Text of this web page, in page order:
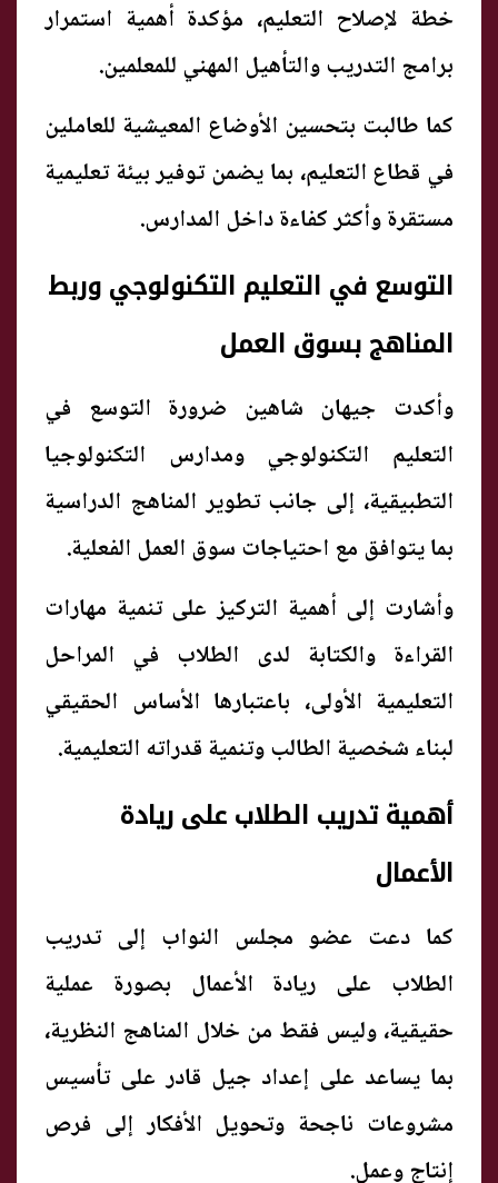
خطة لإصلاح التعليم، مؤكدة أهمية استمرار
برامج التدريب والتأهيل المهني للمعلمين.
كما طالبت بتحسين الأوضاع المعيشية للعاملين
في قطاع التعليم، بما يضمن توفير بيئة تعليمية
مستقرة وأكثر كفاءة داخل المدارس.
التوسع في التعليم التكنولوجي وربط
المناهج بسوق العمل
وأكدت جيهان شاهين ضرورة التوسع في
التعليم التكنولوجي ومدارس التكنولوجيا
التطبيقية، إلى جانب تطوير المناهج الدراسية
بما يتوافق مع احتياجات سوق العمل الفعلية.
وأشارت إلى أهمية التركيز على تنمية مهارات
القراءة والكتابة لدى الطلاب في المراحل
التعليمية الأولى، باعتبارها الأساس الحقيقي
لبناء شخصية الطالب وتنمية قدراته التعليمية.
أهمية تدريب الطلاب على ريادة
الأعمال
كما دعت عضو مجلس النواب إلى تدريب
الطلاب على ريادة الأعمال بصورة عملية
حقيقية، وليس فقط من خلال المناهج النظرية،
بما يساعد على إعداد جيل قادر على تأسيس
مشروعات ناجحة وتحويل الأفكار إلى فرص
إنتاج وعمل.